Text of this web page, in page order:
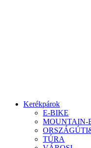
Kerékpárok
E-BIKE
MOUNTAIN-
TÚRA